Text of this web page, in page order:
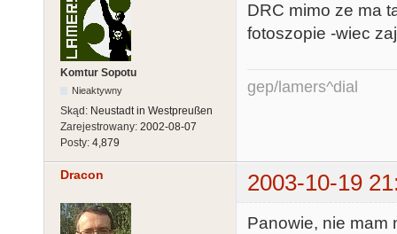
Komtur Sopotu
Nieaktywny
Skąd: Neustadt in Westpreußen
Zarejestrowany: 2002-08-07
Posty: 4,879
DRC mimo ze ma
fotoszopie -wiec
gep/lamers^dial
Dracon 2003-10-19
Panowie, nie mam